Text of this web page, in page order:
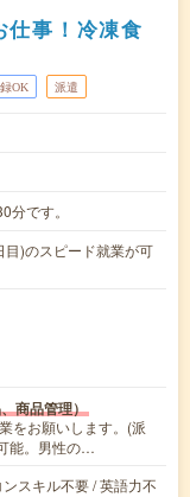
仕事！冷凍食
OK 派遣
です。
)のスピード就業が可
商品管理）
をお願いします。(派
能。男性の…
スキル不要 / 英語力不